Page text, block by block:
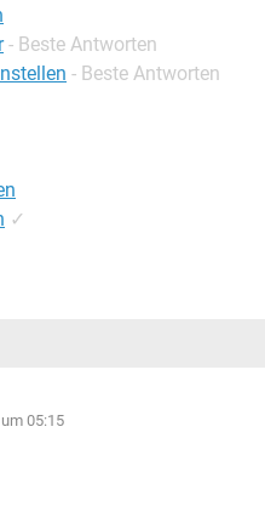
- Beste Antworten
- Beste Antworten
✓
05:15